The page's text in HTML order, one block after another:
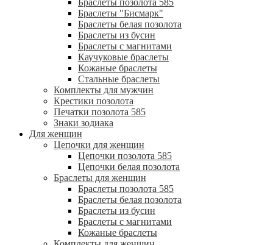
Браслеты позолота 585
Браслеты "Бисмарк"
Браслеты белая позолота
Браслеты из бусин
Браслеты с магнитами
Каучуковые браслеты
Кожаные браслеты
Стальные браслеты
Комплекты для мужчин
Крестики позолота
Печатки позолота 585
Знаки зодиака
Для женщин
Цепочки для женщин
Цепочки позолота 585
Цепочки белая позолота
Браслеты для женщин
Браслеты позолота 585
Браслеты белая позолота
Браслеты из бусин
Браслеты с магнитами
Кожаные браслеты